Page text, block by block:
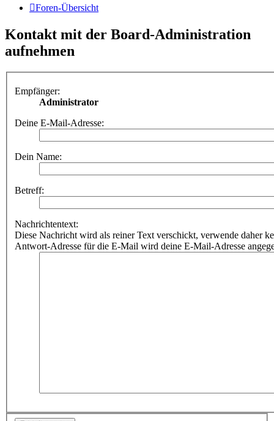
Foren-Übersicht
Kontakt mit der Board-Administration
aufnehmen
Empfänger:
Administrator
Deine E-Mail-Adresse:
Dein Name:
Betreff:
Nachrichtentext:
Diese Nachricht wird als reiner Text verschickt, verwende daher
Antwort-Adresse für die E-Mail wird deine E-Mail-Adresse